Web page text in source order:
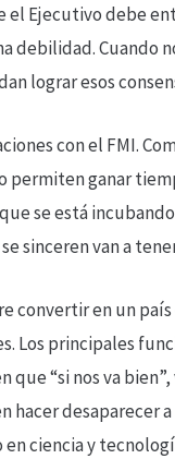
el Ejecutivo debe
debilidad. Cuando
lograr esos
con el FMI.
permiten ganar
se está
sinceren van a
convertir en un
Los principales
que “si nos va
hacer desaparecer
ciencia y